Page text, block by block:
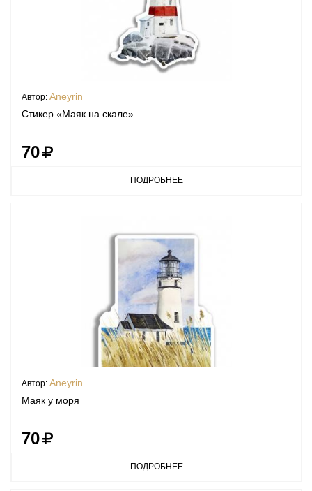
Автор: Aneyrin
Стикер «Маяк на скале»
70
ПОДРОБНЕЕ
Автор: Aneyrin
Маяк у моря
70
ПОДРОБНЕЕ